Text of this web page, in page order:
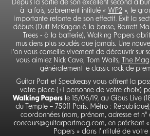
Depuis la sortie de son excellent second
à la fois, sobrement intitulé « WP2», le
importante refonte de son effectif. Exit la
débuts (Duff McKagan à la basse, Barrett
Trees - à la batterie), Walking Papers
musiciens plus soudés que jamais. Une
l'on vous conseille vivement de découvrir sur
vous aimiez Nick Cave, Tom Waits,
The
généralement le classic rock de
Guitar Part et Speakeasy vous offrent la
votre place (+1 personne de votre choix)
Walking Papers le 15/06/19, au Gibus Live
du Temple – 75011 Paris. Métro :
coordonnées (nom, prénom, adresse et
concours@guitarpartmag.com, en précisant
Papers » dans l’intitulé de votre